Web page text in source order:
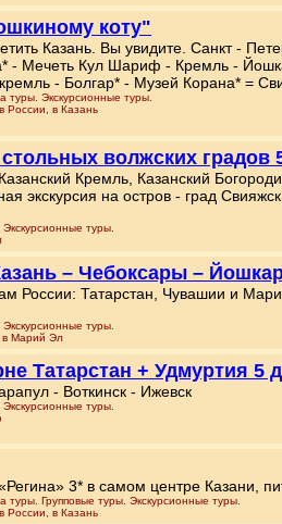
коту"
Казань. Вы увидите. Санкт -
- Мечеть Кул Шариф - Кремль -
- Болгар* - Музей Корана* =
туры. Экскурсионные туры.
в России, в Казань
волжских градов
Кремль, Казанский
экскурсия на остров - град
туры.
– Чебоксары –
России: Татарстан, Чувашии и
туры.
в Марий Эл
Татарстан + Удмуртия 5
- Воткинск - Ижевск
туры.
3* в самом центре Казани,
туры. Групповые туры. Экскурсионные туры.
в России, в Казань